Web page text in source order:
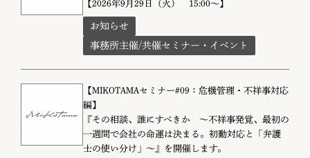
【2026年9月29日（火） 15:00～】
お知らせ
事務所主催/共催セミナー・イベント
【MIKOTAMAセミナー#09：危機管理・不祥事対応
編】
『その相談、誰にすべきか 〜不祥事発覚、最初の
一週間で会社の命運は決まる。初動対応と「弁護
士の使い分け」〜』を開催します。